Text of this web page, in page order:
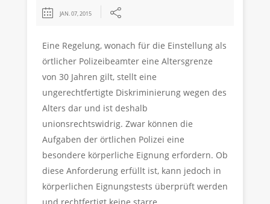
JAN. 07, 2015
Eine Regelung, wonach für die Einstellung als
örtlicher Polizeibeamter eine Altersgrenze
von 30 Jahren gilt, stellt eine
ungerechtfertigte Diskriminierung wegen des
Alters dar und ist deshalb
unionsrechtswidrig. Zwar können die
Aufgaben der örtlichen Polizei eine
besondere körperliche Eignung erfordern. Ob
diese Anforderung erfüllt ist, kann jedoch in
körperlichen Eignungstests überprüft werden